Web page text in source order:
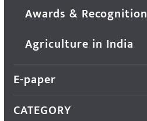
Awards & Recognition
Agriculture in India
E-paper
CATEGORY